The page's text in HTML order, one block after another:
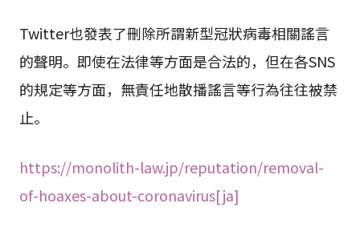
Twitter也發表了刪除所謂新型冠狀病毒相關謠言
的聲明。即使在法律等方面是合法的，但在各SNS
的規定等方面，無責任地散播謠言等行為往往被禁
止。
https://monolith-law.jp/reputation/removal-
of-hoaxes-about-coronavirus[ja]